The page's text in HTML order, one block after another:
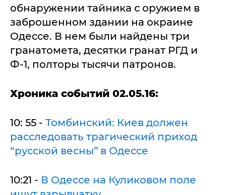
обнаружении тайника с оружием в
заброшенном здании на окраине
Одессе. В нем были найдены три
гранатомета, десятки гранат РГД и
Ф-1, полторы тысячи патронов.
Хроника событий 02.05.16:
10: 55 - Томбинский: Киев должен
расследовать трагический приход
“русской весны” в Одессе
10:21 - В Одессе на Куликовом поле